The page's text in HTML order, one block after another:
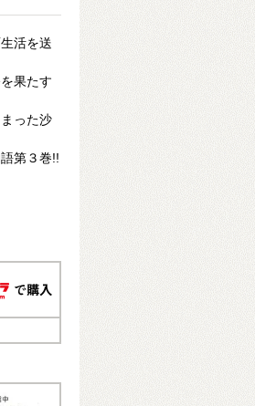
活を送
果たす
った沙
第３巻!!